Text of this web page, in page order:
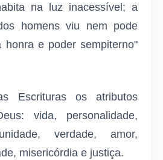
na luz inacessível; a
homens viu nem pode
honra e poder sempiterno"
Escrituras os atributos
vida, personalidade,
verdade, amor,
misericórdia e justiça.